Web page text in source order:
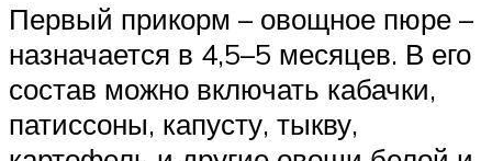
Первый прикорм – овощное пюре –
назначается в 4,5–5 месяцев. В его
состав можно включать кабачки,
патиссоны, капусту, тыкву,